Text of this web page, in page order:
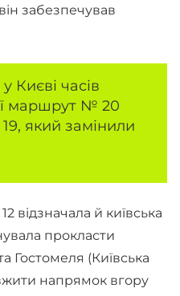
забезпечував
Києві часів
маршрут № 20
який замінили
відзначала й київська
прокласти
Гостомеля (Київська
напрямок вгору